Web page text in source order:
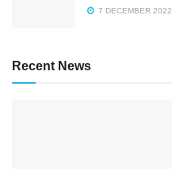
7 DECEMBER 2022
Recent News